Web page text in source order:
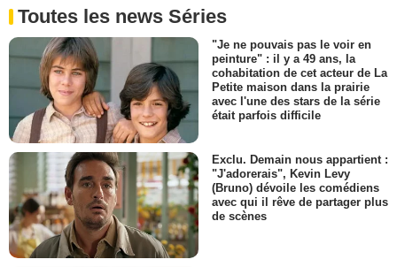
Toutes les news Séries
"Je ne pouvais pas le voir en
peinture" : il y a 49 ans, la
cohabitation de cet acteur de La
Petite maison dans la prairie
avec l'une des stars de la série
était parfois difficile
Exclu. Demain nous appartient :
"J'adorerais", Kevin Levy
(Bruno) dévoile les comédiens
avec qui il rêve de partager plus
de scènes